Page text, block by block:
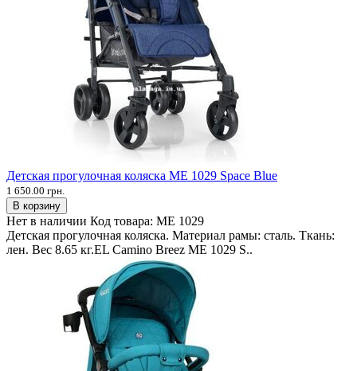
Детская прогулочная коляска ME 1029 Space Blue
1 650.00 грн.
В корзину
Нет в наличии Код товара: ME 1029
Детская прогулочная коляска. Материал рамы: сталь. Ткань:
лен. Вес 8.65 кг.EL Camino Breez ME 1029 S..